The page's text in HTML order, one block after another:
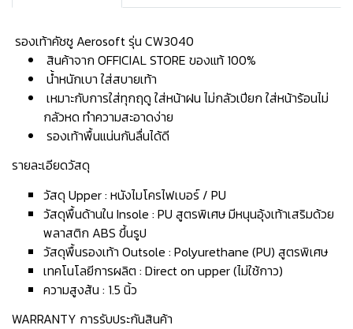
️ รองเท้าคัชชู Aerosoft รุ่น CW3040
สินค้าจาก OFFICIAL STORE ของแท้ 100%
น้ำหนักเบา ใส่สบายเท้า
เหมาะกับการใส่ทุกฤดู ใส่หน้าฝน ไม่กลัวเปียก ใส่หน้าร้อนไม่
กลัวหด ทำความสะอาดง่าย
รองเท้าพื้นแน่นกันลื่นได้ดี
รายละเอียดวัสดุ
วัสดุ Upper : หนังไมโครไฟเบอร์ / PU
วัสดุพื้นด้านใน Insole : PU สูตรพิเศษ มีหนุนอุ้งเท้าเสริมด้วย
พลาสติก ABS ขึ้นรูป
วัสดุพื้นรองเท้า Outsole : Polyurethane (PU) สูตรพิเศษ
เทคโนโลยีการผลิต : Direct on upper (ไม่ใช้กาว)
ความสูงส้น : 1.5 นิ้ว
WARRANTY การรับประกันสินค้า